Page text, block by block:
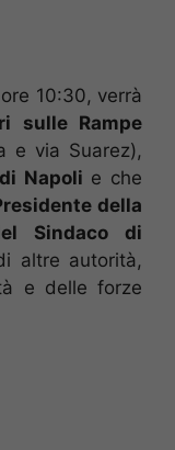
10:30, verrà
sulle Rampe
e via Suarez),
Napoli e che
della
Sindaco di
altre autorità,
e delle forze